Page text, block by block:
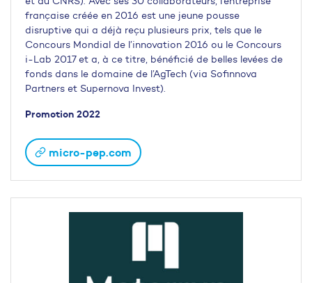
française créée en 2016 est une jeune pousse
disruptive qui a déjà reçu plusieurs prix, tels que le
Concours Mondial de l’innovation 2016 ou le Concours
i-Lab 2017 et a, à ce titre, bénéficié de belles levées de
fonds dans le domaine de l’AgTech (via Sofinnova
Partners et Supernova Invest).
Promotion 2022
micro-pep.com